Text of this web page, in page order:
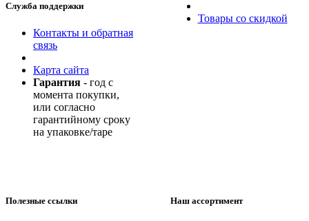
Служба поддержки
Контакты и обратная
связь
Карта сайта
Гарантия - год с
момента покупки,
или согласно
гарантийному сроку
на упаковке/таре
Товары со скидкой
Полезные ссылки Наш ассортимент